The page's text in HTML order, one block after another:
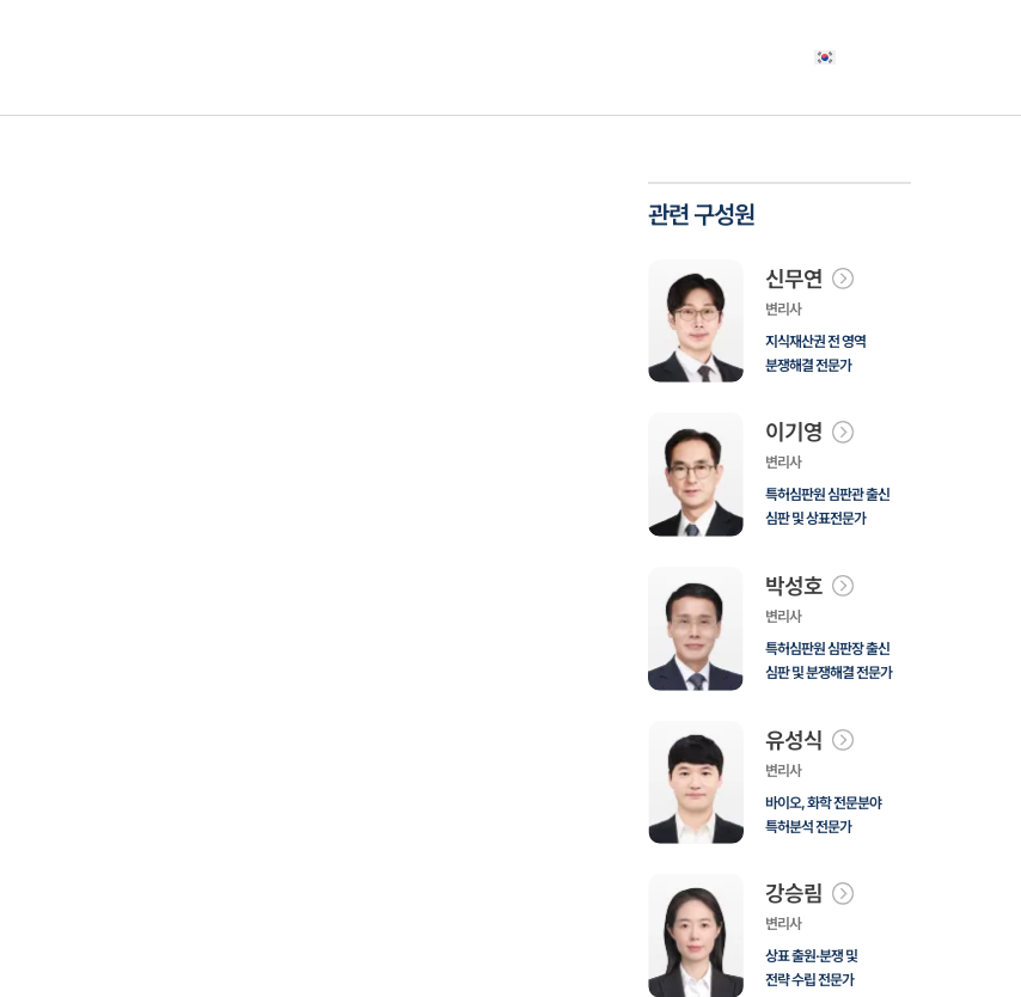
관련 구성원
신무연
변리사
지식재산권 전 영역
분쟁해결 전문가
이기영
변리사
특허심판원 심판관 출신
심판 및 상표전문가
박성호
변리사
특허심판원 심판장 출신
심판 및 분쟁해결 전문가
유성식
변리사
바이오, 화학 전문분야
특허분석 전문가
강승림
변리사
상표 출원·분쟁 및
전략 수립 전문가